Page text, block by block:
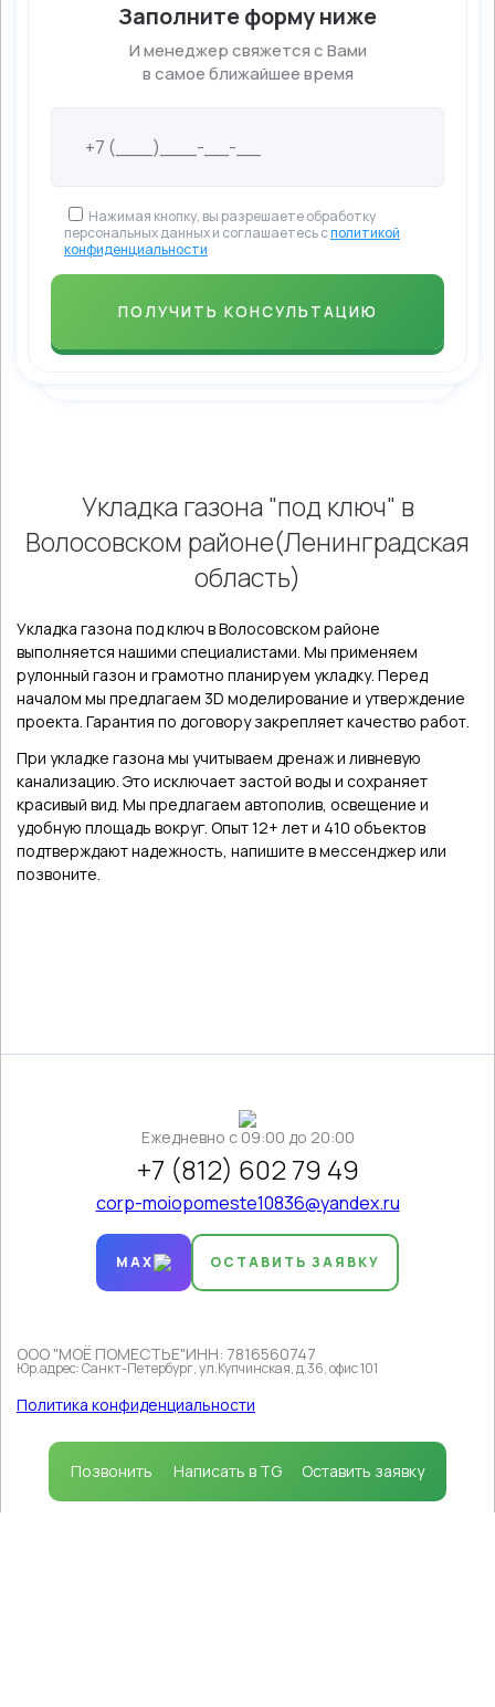
Заполните форму ниже
И менеджер свяжется с Вами
в самое ближайшее время
Нажимая кнопку, вы разрешаете обработку
персональных данных и соглашаетесь сполитикой
конфиденциальности
Укладка газона "под ключ" в
Волосовском районе(Ленинградская
область)
Укладка газона под ключ в Волосовском районе
выполняется нашими специалистами. Мы применяем
рулонный газон и грамотно планируем укладку. Перед
началом мы предлагаем 3D моделирование и утверждение
проекта. Гарантия по договору закрепляет качество работ.
При укладке газона мы учитываем дренаж и ливневую
канализацию. Это исключает застой воды и сохраняет
красивый вид. Мы предлагаем автополив, освещение и
удобную площадь вокруг. Опыт 12+ лет и 410 объектов
подтверждают надежность, напишите в мессенджер или
позвоните.
Ежедневно c 09:00 до 20:00
+7 (812) 602 79 49
corp-moiopomeste10836@yandex.ru
MAX ОСТАВИТЬ ЗАЯВКУ
ООО "МОЁ ПОМЕСТЬЕ"ИНН: 7816560747
Юр.адрес: Санкт-Петербург, ул.Купчинская, д.36, офис 101
Политика конфиденциальности
Позвонить Написать в TG Оставить заявку
Продолжая пользоваться сайтом, вы соглашаетесь на
политикой, которая определяет порядок их
Принимаю